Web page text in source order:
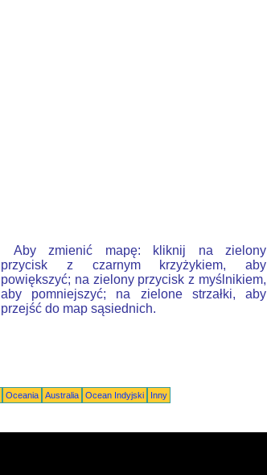
Aby zmienić mapę: kliknij na zielony
przycisk z czarnym krzyżykiem, aby
powiększyć; na zielony przycisk z myślnikiem,
aby pomniejszyć; na zielone strzałki, aby
przejść do map sąsiednich.
Oceania Australia Ocean Indyjski
Inny